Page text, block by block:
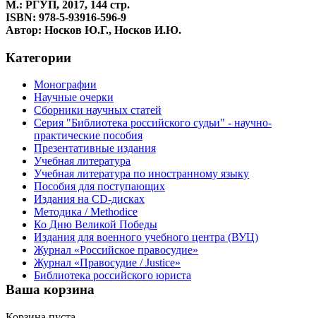
М.: РГУП, 2017, 144 стр.
ISBN: 978-5-93916-596-9
Автор: Носков Ю.Г., Носков И.Ю.
Категории
Монографии
Научные очерки
Сборники научных статей
Серия "Библиотека российского судьи" - научно-
практические пособия
Презентативные издания
Учебная литература
Учебная литература по иностранному языку
Пособия для поступающих
Издания на CD-дисках
Методика / Methodice
Ко Дню Великой Победы
Издания для военного учебного центра (ВУЦ)
Журнал «Российское правосудие»
Журнал «Правосудие / Justice»
Библиотека российского юриста
Ваша корзина